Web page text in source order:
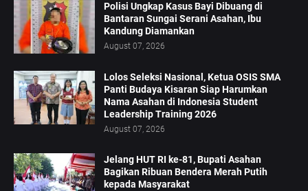
Polisi Ungkap Kasus Bayi Dibuang di
Bantaran Sungai Serani Asahan, Ibu
Kandung Diamankan
August 07, 2026
Lolos Seleksi Nasional, Ketua OSIS SMA
Panti Budaya Kisaran Siap Harumkan
Nama Asahan di Indonesia Student
Leadership Training 2026
August 07, 2026
Jelang HUT RI ke-81, Bupati Asahan
Bagikan Ribuan Bendera Merah Putih
kepada Masyarakat